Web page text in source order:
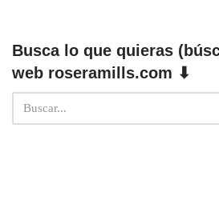
Busca lo que quieras
web roseramills.com ⬇